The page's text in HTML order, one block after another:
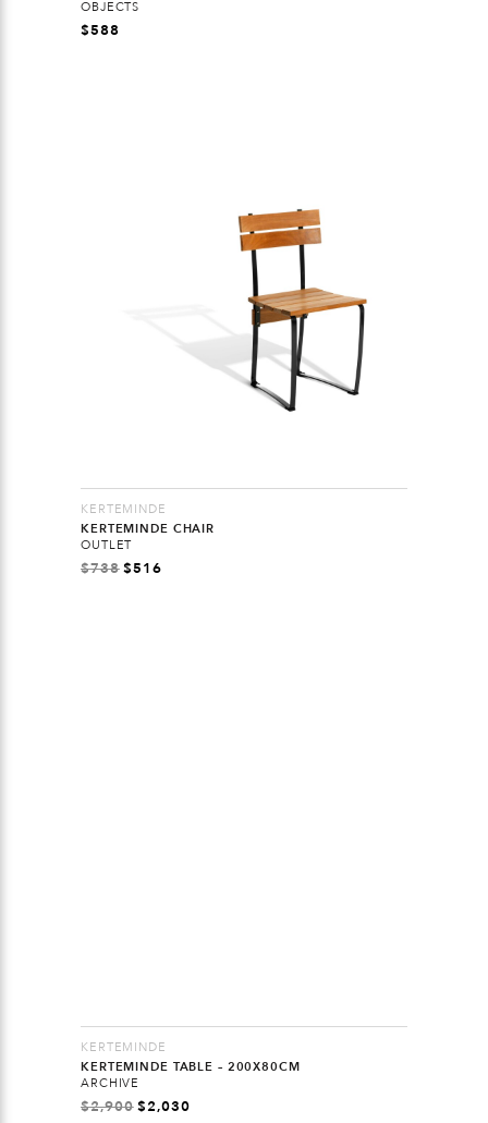
OBJECTS
$588
KERTEMINDE
KERTEMINDE CHAIR
OUTLET
$738$516
KERTEMINDE
KERTEMINDE TABLE – 200X80CM
ARCHIVE
$2,900$2,030